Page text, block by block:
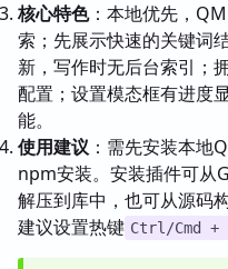
核心特色：本地优先，
索；先展示快速的关键词
新，写作时无后台索引；
配置；设置模态框有进度
能。
使用建议 ：需先安装本地
npm安装。安装插件可从
解压到库中，也可从源码
建议设置热键 Ctrl/Cmd